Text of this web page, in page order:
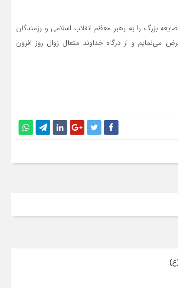
بزرگ را به رهبر معظم انقلاب اسلامی و رزمندگان
و از درگاه خداوند متعال زوال روز افزون